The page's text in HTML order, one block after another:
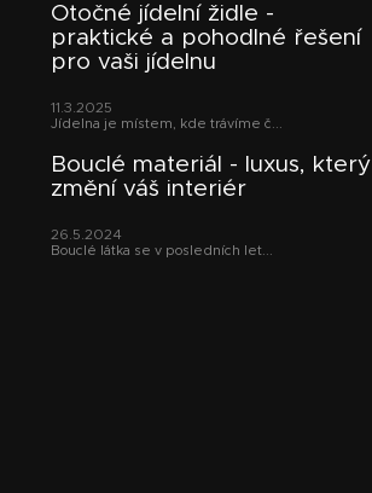
Otočné jídelní židle -
praktické a pohodlné řešení
pro vaši jídelnu
11.3.2025
Jídelna je místem, kde trávíme č...
Bouclé materiál - luxus, který
změní váš interiér
26.5.2024
Bouclé látka se v posledních let...